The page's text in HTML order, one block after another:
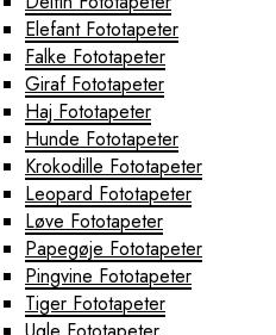
Elefant Fototapeter
Falke Fototapeter
Giraf Fototapeter
Haj Fototapeter
Hunde Fototapeter
Krokodille Fototapeter
Leopard Fototapeter
Løve Fototapeter
Papegøje Fototapeter
Pingvine Fototapeter
Tiger Fototapeter